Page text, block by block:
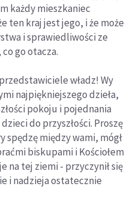
każdy mieszkaniec
ten kraj jest jego, i że może
i sprawiedliwości ze
go otacza.
władz! Wy
najpiękniejszego dzieła,
pokoju i pojednania
do przyszłości. Proszę
spędzę między wami, mógł
biskupami i Kościołem
tej ziemi - przyczynił się
i nadzieja ostatecznie